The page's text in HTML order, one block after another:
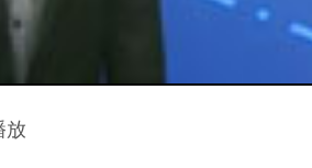
放